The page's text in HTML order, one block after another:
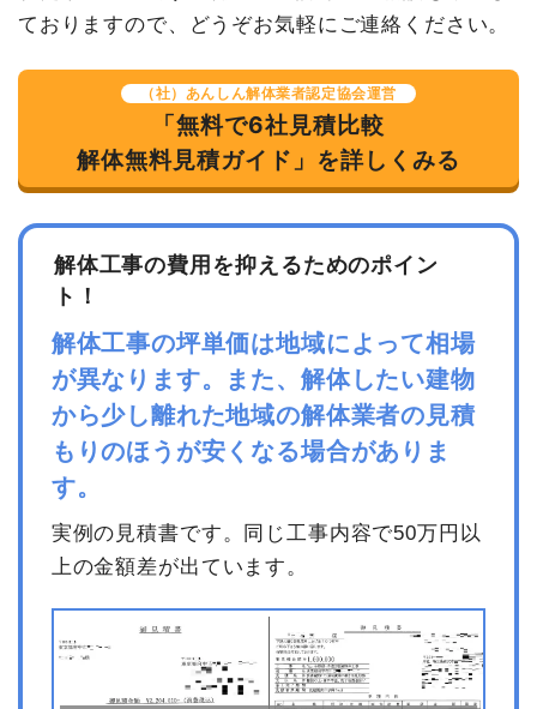
ておりますので、どうぞお気軽にご連絡ください。
（社）あんしん解体業者認定協会運営
「無料で6社見積比較
解体無料見積ガイド」を詳しくみる
解体工事の費用を抑えるためのポイン
ト！
解体工事の坪単価は地域によって相場
が異なります。また、解体したい建物
から少し離れた地域の解体業者の見積
もりのほうが安くなる場合がありま
す。
実例の見積書です。同じ工事内容で50万円以
上の金額差が出ています。